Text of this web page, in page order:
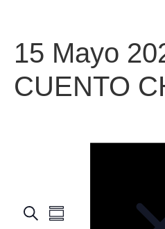
15 Mayo
CUENTO
Navegación
BuscarNavegación
Resumen